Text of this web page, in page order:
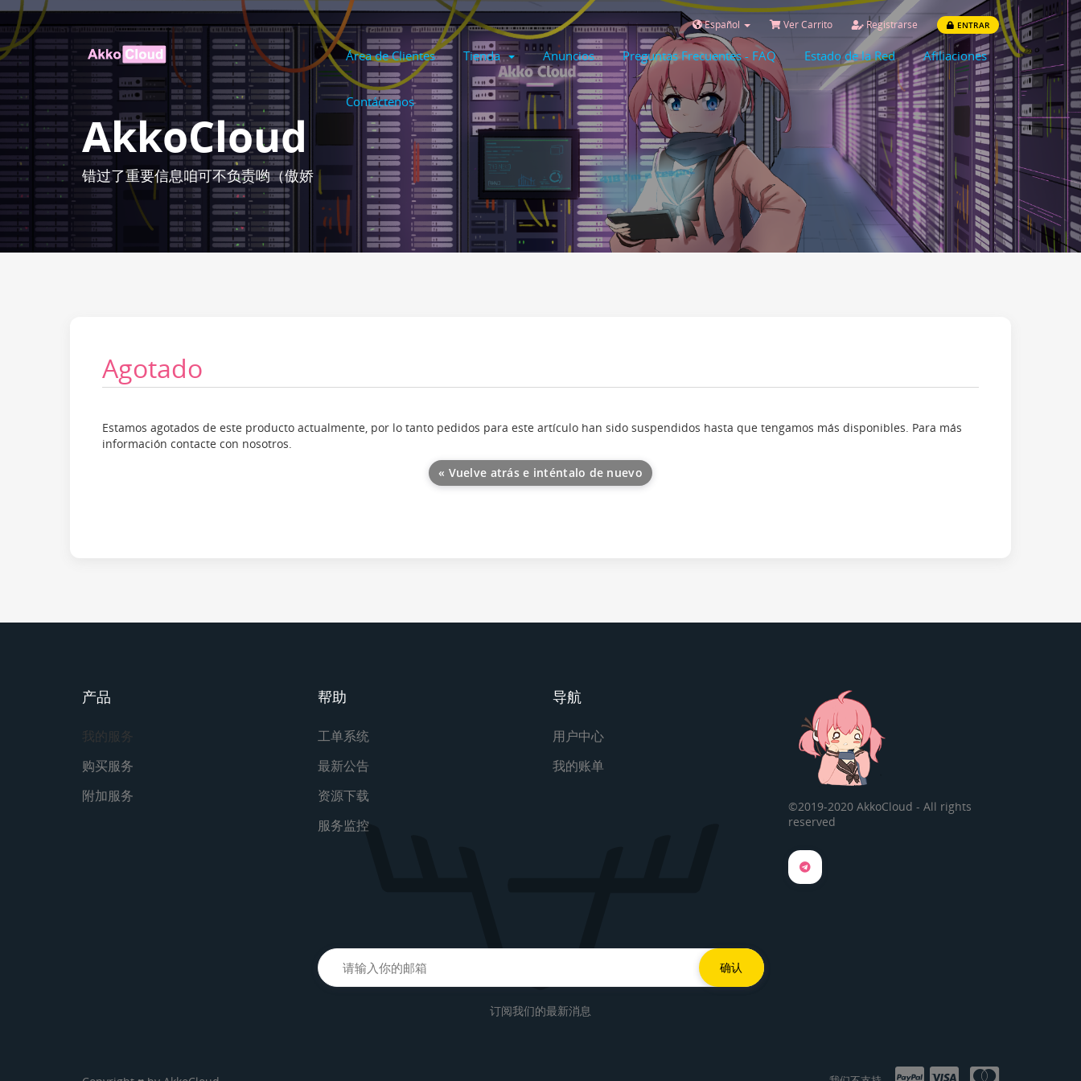
Español Ver Carrito Registrarse ENTRAR
Área de Clientes Tienda Anuncios Preguntas Frecuentes - FAQ Estado de la Red Afiliaciones
Contáctenos
AkkoCloud
错过了重要信息咱可不负责哟（傲娇
Agotado
Estamos agotados de este producto actualmente, por lo tanto pedidos para este artículo han sido suspendidos hasta que tengamos más disponibles. Para más
información contacte con nosotros.
« Vuelve atrás e inténtalo de nuevo
产品
我的服务
购买服务
附加服务
帮助
工单系统
最新公告
资源下载
服务监控
导航
用户中心
我的账单
©2019-2020 AkkoCloud - All rights
reserved
订阅我们的最新消息